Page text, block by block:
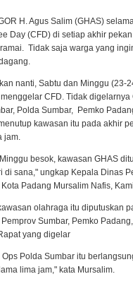
H. Agus Salim (GHAS)
Day (CFD) di setiap akhir
Tidak saja warga yang
nanti, Sabtu dan Minggu (23-
CFD. Tidak digelarnya
Polda Sumbar, Pemko
kawasan itu pada akhir
jam.
besok, kawasan GHAS
di sana," ungkap Kepala Dinas
Padang Mursalim Nafis,
olahraga itu diputuskan
Sumbar, Pemko
yang digelar
Polda Sumbar itu
lima jam," kata Mursalim.